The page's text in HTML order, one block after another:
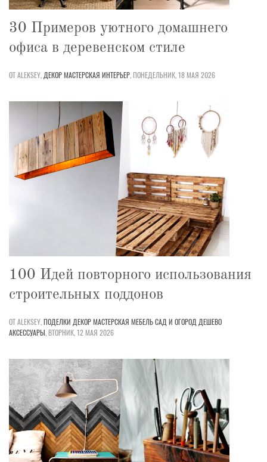
30 Примеров уютного домашнего
офиса в деревенском стиле
ОТ ALEKSEY, ДЕКОРМАСТЕРСКАЯ ИНТЕРЬЕР,ПОНЕДЕЛЬНИК, 18 МАЯ 2026
100 Идей повторного использования
строительных поддонов
ОТ ALEKSEY,ПОДЕЛКИ ДЕКОРМАСТЕРСКАЯ МЕБЕЛЬСАД И ОГОРОД ДЕШЕВО
АКСЕССУАРЫ,ВТОРНИК, 12 МАЯ 2026